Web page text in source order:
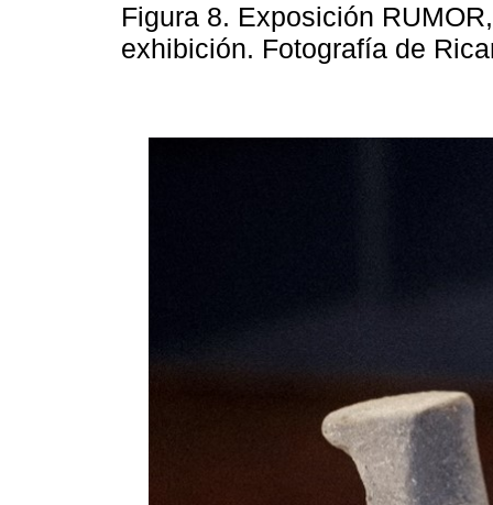
Figura 8. Exposición
exhibición. Fotografía de